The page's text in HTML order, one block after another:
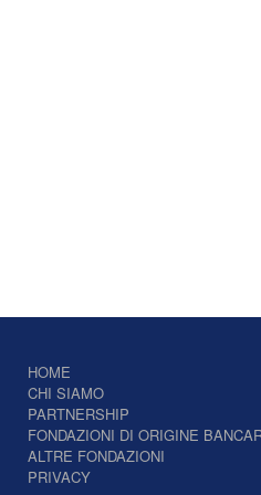
HOME
CHI SIAMO
PARTNERSHIP
FONDAZIONI DI ORIGINE
ALTRE FONDAZIONI
PRIVACY